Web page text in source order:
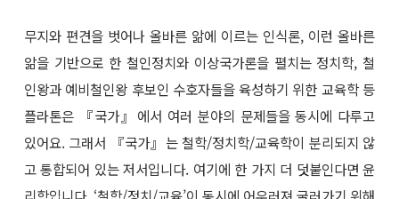
무지와 편견을 벗어나 올바른 앎에 이르는 인식론, 이런 올바른
앎을 기반으로 한 철인정치와 이상국가론을 펼치는 정치학, 철
인왕과 예비철인왕 후보인 수호자들을 육성하기 위한 교육학 등
플라톤은 『국가』에서 여러 분야의 문제들을 동시에 다루고
있어요. 그래서 『국가』는 철학/정치학/교육학이 분리되지 않
고 통합되어 있는 저서입니다. 여기에 한 가지 더 덧붙인다면 윤